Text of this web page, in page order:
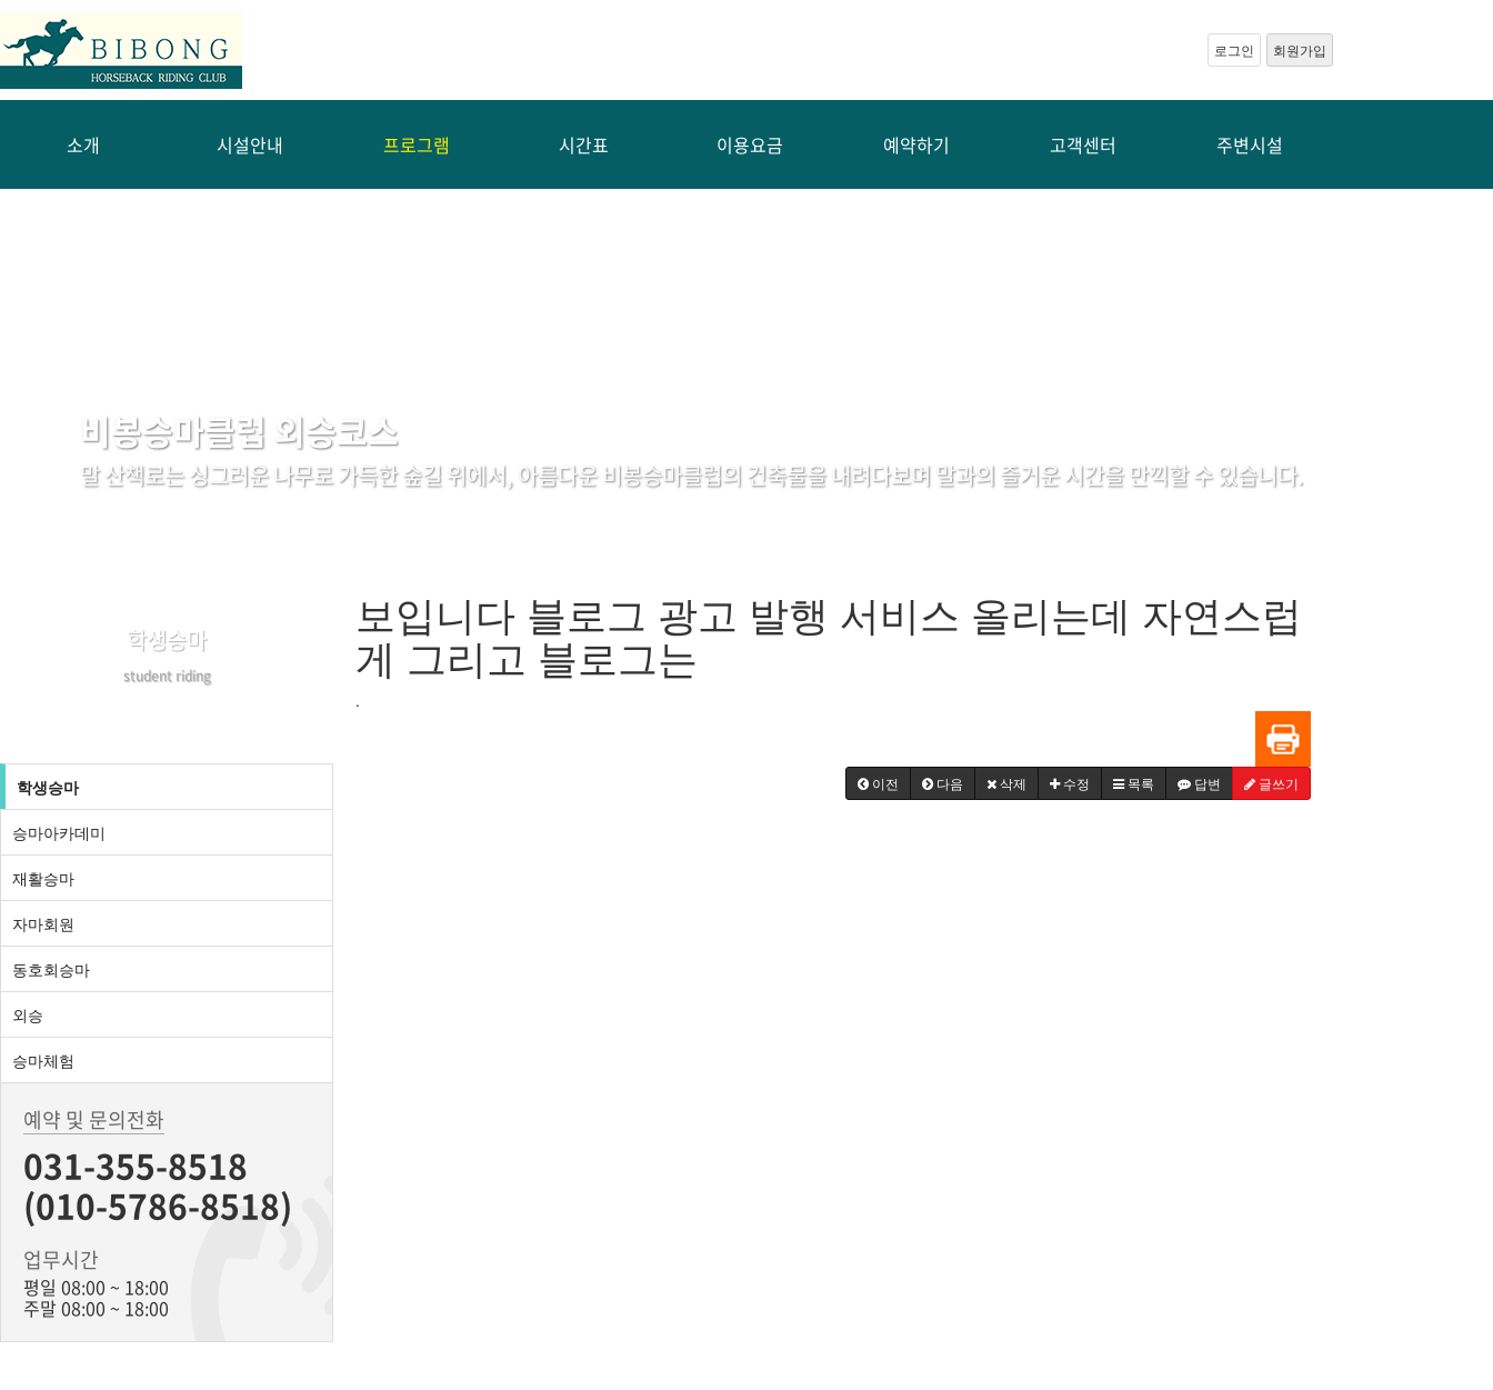
로그인 회원가입
소개 시설안내 프로그램 시간표 이용요금 예약하기 고객센터 주변시설
비봉승마클럽 외승코스
말 산책로는 싱그러운 나무로 가득한 숲길 위에서, 아름다운 비봉승마클럽의 건축물을 내려다보며 말과의 즐거운 시간을 만끽할 수 있습니다.
학생승마
student riding
학생승마
승마아카데미
재활승마
자마회원
동호회승마
외승
승마체험
예약 및 문의전화
031-355-8518
(010-5786-8518)
업무시간
평일 08:00 ~ 18:00
주말 08:00 ~ 18:00
보입니다 블로그 광고 발행 서비스 올리는데 자연스럽
게 그리고 블로그는
.
이전 다음 삭제 수정 목록 답변 글쓰기